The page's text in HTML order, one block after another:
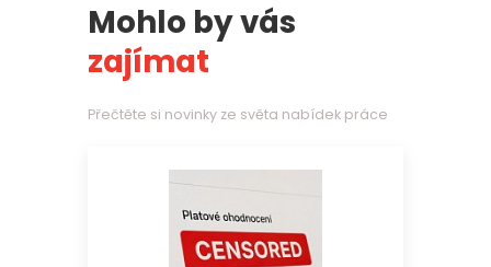
Mohlo by vás
zajímat
Přečtěte si novinky ze světa nabídek práce